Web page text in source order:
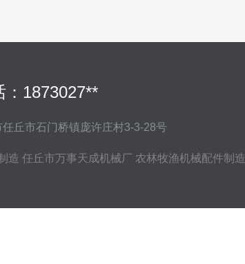
：1873027**
丘市石门桥镇庞许庄村3-3-28号
造 任丘市万事天成机械厂 农林牧渔机械配件制造